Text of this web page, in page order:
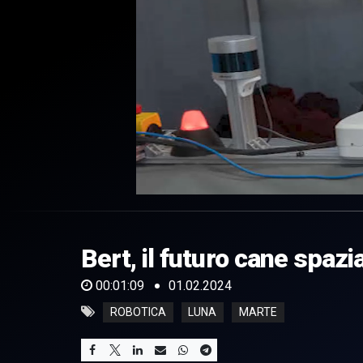
of
secondsVolume
0%
Bert, il futuro cane
00:01:09 01.02.2024
ROBOTICA LUNA MARTE